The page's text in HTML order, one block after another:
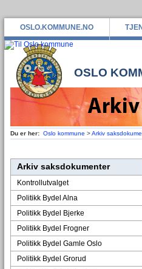
OSLO.KOMMUNE.NO
OSLO
Du er her: Oslo kommune >Arkiv
Arkiv saksdokumenter
Kontrollutvalget
Politikk Bydel Alna
Politikk Bydel Bjerke
Politikk Bydel Frogner
Politikk Bydel Gamle Oslo
Politikk Bydel Grorud